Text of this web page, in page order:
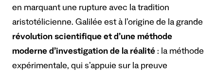
en marquant une rupture avec la tradition
aristotélicienne. Galilée est à l’origine de la grande
révolution scientifique et d’une méthode
moderne d’investigation de la réalité : la méthode
expérimentale, qui s’appuie sur la preuve